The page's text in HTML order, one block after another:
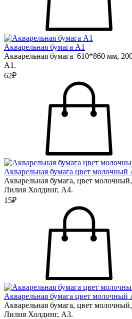
Акварельная бумага А1
Акварельная бумага 610*860 мм,
А1.
62₽
Акварельная бумага цвет молочный
Акварельная бумага, цвет
Лилия Холдинг, А4.
15₽
Акварельная бумага цвет молочный
Акварельная бумага, цвет
Лилия Холдинг, А3.